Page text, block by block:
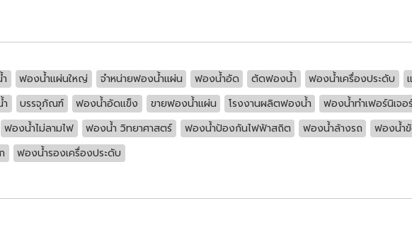
ฟองน้ำแผ่นใหญ่ จำหน่ายฟองน้ำแผ่น ฟองน้ำอัด ตัดฟองน้ำ ฟองน้ำเครื่องประดับ
บรรจุภัณฑ์ ฟองน้ำอัดแข็ง ขายฟองน้ำแผ่น โรงงานผลิตฟองน้ำ
ฟองน้ำทำเฟอร์นิเจอ
ฟองน้ำไม่ลามไฟ ฟองน้ำ วิทยาศาสตร์ ฟองน้ำป้องกันไฟฟ้าสถิต ฟองน้ำล้างรถ
ฟองน้ำ
ฟองน้ำรองเครื่องประดับ